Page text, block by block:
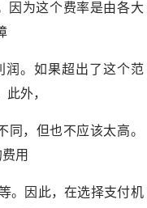
因为这个费率是由各大
润。如果超出了这个范
外，
，但也不应该太高。
用
。因此，在选择支付机